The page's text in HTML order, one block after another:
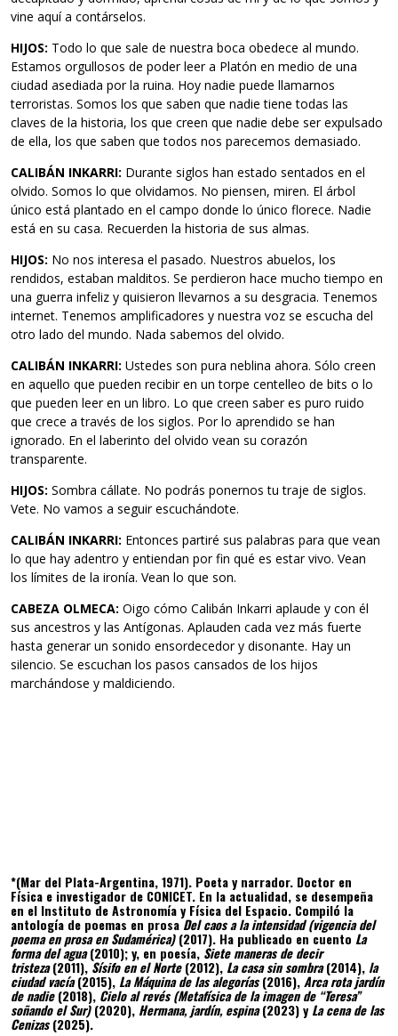
vine aquí a contárselos.
HIJOS: Todo lo que sale de nuestra boca obedece al mundo.
Estamos orgullosos de poder leer a Platón en medio de una
ciudad asediada por la ruina. Hoy nadie puede llamarnos
terroristas. Somos los que saben que nadie tiene todas las
claves de la historia, los que creen que nadie debe ser expulsado
de ella, los que saben que todos nos parecemos demasiado.
CALIBÁN INKARRI: Durante siglos han estado sentados en el
olvido. Somos lo que olvidamos. No piensen, miren. El árbol
único está plantado en el campo donde lo único florece. Nadie
está en su casa. Recuerden la historia de sus almas.
HIJOS: No nos interesa el pasado. Nuestros abuelos, los
rendidos, estaban malditos. Se perdieron hace mucho tiempo en
una guerra infeliz y quisieron llevarnos a su desgracia. Tenemos
internet. Tenemos amplificadores y nuestra voz se escucha del
otro lado del mundo. Nada sabemos del olvido.
CALIBÁN INKARRI: Ustedes son pura neblina ahora. Sólo creen
en aquello que pueden recibir en un torpe centelleo de bits o lo
que pueden leer en un libro. Lo que creen saber es puro ruido
que crece a través de los siglos. Por lo aprendido se han
ignorado. En el laberinto del olvido vean su corazón
transparente.
HIJOS: Sombra cállate. No podrás ponernos tu traje de siglos.
Vete. No vamos a seguir escuchándote.
CALIBÁN INKARRI: Entonces partiré sus palabras para que vean
lo que hay adentro y entiendan por fin qué es estar vivo. Vean
los límites de la ironía. Vean lo que son.
CABEZA OLMECA: Oigo cómo Calibán Inkarri aplaude y con él
sus ancestros y las Antígonas. Aplauden cada vez más fuerte
hasta generar un sonido ensordecedor y disonante. Hay un
silencio. Se escuchan los pasos cansados de los hijos
marchándose y maldiciendo.
*(Mar del Plata-Argentina, 1971). Poeta y narrador. Doctor en
Física e investigador de CONICET. En la actualidad, se desempeña
en el Instituto de Astronomía y Física del Espacio. Compiló la
antología de poemas en prosaDel caos a la intensidad (vigencia del
poema en prosa en Sudamérica)(2017). Ha publicado en cuento La
forma del agua(2010); y, en poesía, Siete maneras de decir
tristeza(2011),Sísifo en el Norte(2012), La casa sin sombra(2014), la
ciudad vacía(2015), La Máquina de las alegorías(2016), Arca rota jardín
de nadie(2018), Cielo al revés (Metafísica de la imagen de “Teresa”
soñando el Sur)(2020), Hermana, jardín, espina(2023) y La cena de las
Cenizas(2025).